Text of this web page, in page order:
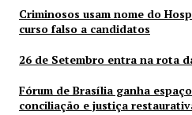
Criminosos usam nome do
curso falso a candidatos
26 de Setembro entra na rota
Fórum de Brasília ganha
conciliação e justiça